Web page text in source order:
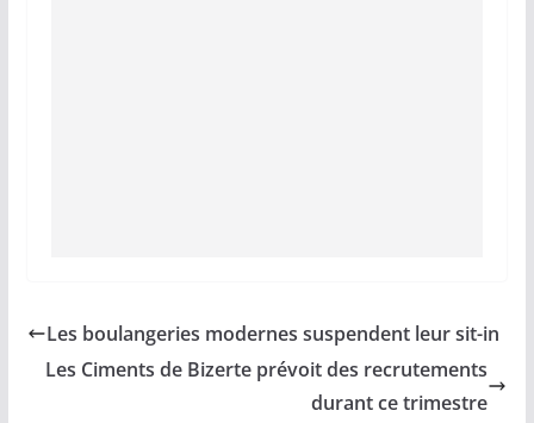
Les boulangeries modernes suspendent leur sit-in
Les Ciments de Bizerte prévoit des recrutements
durant ce trimestre